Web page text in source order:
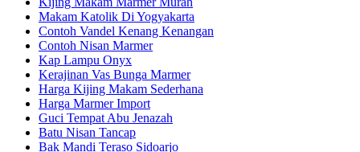
Makam Katolik Di Yogyakarta
Contoh Vandel Kenang Kenangan
Contoh Nisan Marmer
Kap Lampu Onyx
Kerajinan Vas Bunga Marmer
Harga Kijing Makam Sederhana
Harga Marmer Import
Guci Tempat Abu Jenazah
Batu Nisan Tancap
Bak Mandi Teraso Sidoarjo